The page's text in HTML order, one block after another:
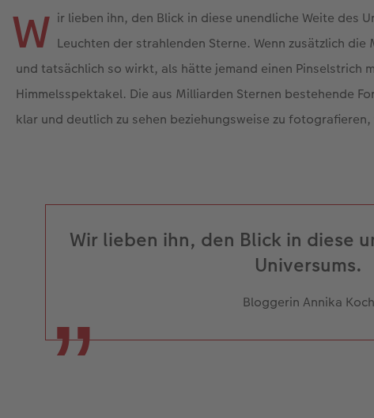
W ir lieben ihn, den Blick in diese unendliche Weite des
Leuchten der strahlenden Sterne. Wenn zusätzlich
und tatsächlich so wirkt, als hätte jemand einen Pinselstrich
Himmelsspektakel. Die aus Milliarden Sternen bestehende
klar und deutlich zu sehen beziehungsweise zu
Wir lieben ihn, den Blick in diese
Universums.
Bloggerin Annika Koch